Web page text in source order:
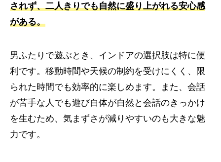
されず、二人きりでも自然に盛り上がれる安心感
がある。
男ふたりで遊ぶとき、インドアの選択肢は特に便
利です。移動時間や天候の制約を受けにくく、限
られた時間でも効率的に楽しめます。また、会話
が苦手な人でも遊び自体が自然と会話のきっかけ
を生むため、気まずさが減りやすいのも大きな魅
力です。